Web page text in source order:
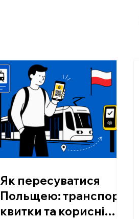
Як пересуватися
Польщею: транспорт,
квитки та корисні